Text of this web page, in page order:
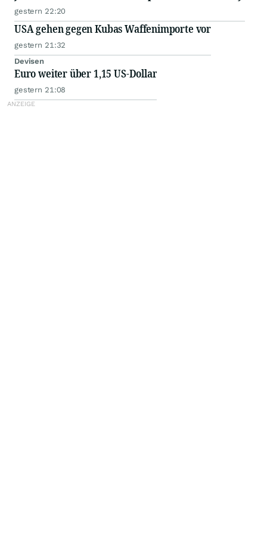
gestern 22:20
USA gehen gegen Kubas Waffenimporte vor
gestern 21:32
Devisen
Euro weiter über 1,15 US-Dollar
gestern 21:08